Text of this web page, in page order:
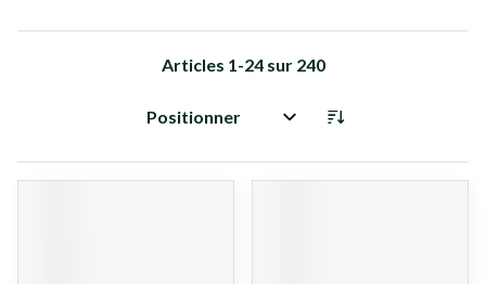
Articles 1-24sur 240
Trier par: